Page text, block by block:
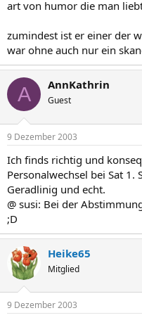
art von humor die man
zumindest ist er einer der
war ohne auch nur ein
A AnnKathrin
Guest
9 Dezember 2003
Ich finds richtig und
Personalwechsel bei Sat 1.
Geradlinig und echt.
@ susi: Bei der
;D
Heike65
Mitglied
9 Dezember 2003